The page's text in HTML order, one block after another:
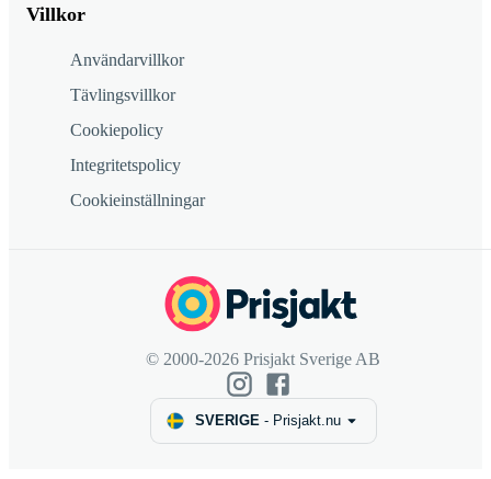
Villkor
Användarvillkor
Tävlingsvillkor
Cookiepolicy
Integritetspolicy
Cookieinställningar
© 2000-2026 Prisjakt Sverige AB
SVERIGE- Prisjakt.nu